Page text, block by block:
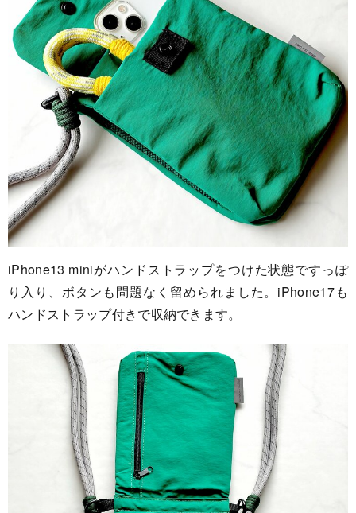
iPhone13 miniがハンドストラップをつけた状態ですっぽ
り入り、ボタンも問題なく留められました。iPhone17も
ハンドストラップ付きで収納できます。